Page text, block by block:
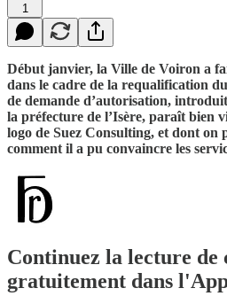
1
Début janvier, la Ville de Voiron a
dans le cadre de la requalification
de demande d’autorisation,
la préfecture de l’Isère, paraît bien
logo de Suez Consulting, et dont on
comment il a pu convaincre les
Continuez la lecture de
gratuitement dans